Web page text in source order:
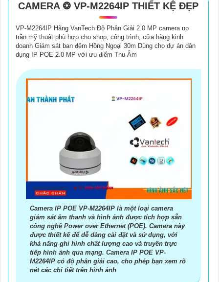
CAMERA ❂ VP-M2264IP THIẾT KỆ ĐẸP
VP-M2264IP Hãng VanTech Độ Phân Giải 2.0 MP camera up
trần mỹ thuật phù hợp cho shop, công trình, cửa hàng kinh
doanh Giám sát ban đêm Hồng Ngoại 30m Dùng cho dự án dân
dụng IP POE 2.0 MP với ưu điểm Thu Âm
Camera IP POE VP-M2264IP là một loại camera
giám sát âm thanh và hình ảnh được tích hợp sẵn
công nghệ Power over Ethernet (POE). Camera này
được thiết kế để dễ dàng cài đặt và sử dụng, với
khả năng ghi hình chất lượng cao và truyền trực
tiếp hình ảnh qua mạng. Camera IP POE VP-
M2264IP có độ phân giải cao, cho phép bạn xem rõ
nét các chi tiết trên hình ảnh